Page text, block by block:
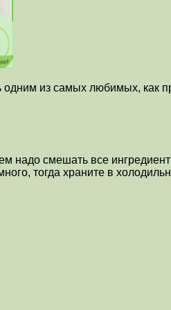
из самых любимых, как
надо смешать все
тогда храните в